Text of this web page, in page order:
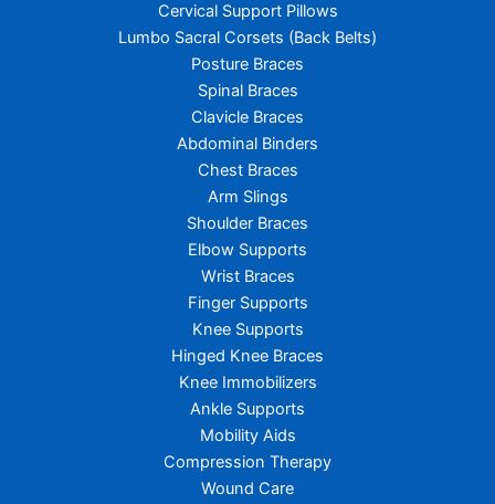
Cervical Support Pillows
Lumbo Sacral Corsets (Back Belts)
Posture Braces
Spinal Braces
Clavicle Braces
Abdominal Binders
Chest Braces
Arm Slings
Shoulder Braces
Elbow Supports
Wrist Braces
Finger Supports
Knee Supports
Hinged Knee Braces
Knee Immobilizers
Ankle Supports
Mobility Aids
Compression Therapy
Wound Care